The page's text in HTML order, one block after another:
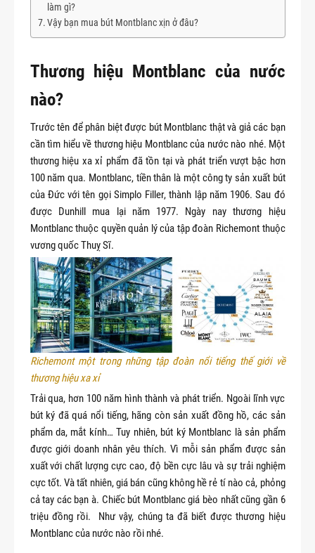
làm gì?
Vậy bạn mua bút Montblanc xịn ở đâu?
Thương hiệu Montblanc của nước
nào?
Trước tên để phân biệt được bút Montblanc thật và giả các bạn
cần tìm hiểu về thương hiệu Montblanc của nước nào nhé. Một
thương hiệu xa xỉ phẩm đã tồn tại và phát triển vượt bậc hơn
100 năm qua. Montblanc, tiền thân là một công ty sản xuất bút
của Đức với tên gọi Simplo Filler, thành lập năm 1906. Sau đó
được Dunhill mua lại năm 1977. Ngày nay thương hiệu
Montblanc thuộc quyền quản lý của tập đoàn Richemont thuộc
vương quốc Thuỵ Sĩ.
Richemont một trong những tập đoàn nổi tiếng thế giới về
thương hiệu xa xỉ
Trải qua, hơn 100 năm hình thành và phát triển. Ngoài lĩnh vực
bút ký đã quá nổi tiếng, hãng còn sản xuất đồng hồ, các sản
phẩm da, mắt kính… Tuy nhiên, bút ký Montblanc là sản phẩm
được giới doanh nhân yêu thích. Vì mỗi sản phẩm được sản
xuất với chất lượng cực cao, độ bền cực lâu và sự trải nghiệm
cực tốt. Và tất nhiên, giá bán cũng không hề rẻ tí nào cả, phỏng
cả tay các bạn à. Chiếc bút Montblanc giá bèo nhất cũng gần 6
triệu đồng rồi. Như vậy, chúng ta đã biết được thương hiệu
Montblanc của nước nào rồi nhé.